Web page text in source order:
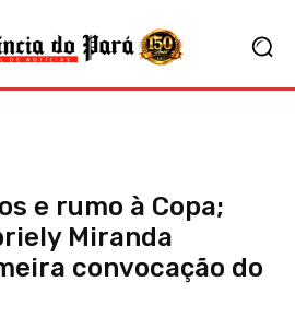
e rumo à Copa;
Miranda
convocação do